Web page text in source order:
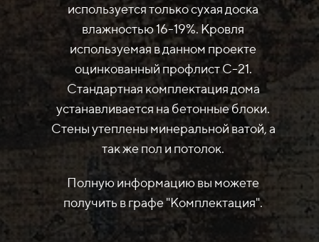
используется только сухая доска
влажностью 16-19%. Кровля
используемая в данном проекте
оцинкованный профлист С-21.
Стандартная комплектация дома
устанавливается на бетонные блоки.
Стены утеплены минеральной ватой, а
так же пол и потолок.
Полную информацию вы можете
получить в графе "Комплектация".